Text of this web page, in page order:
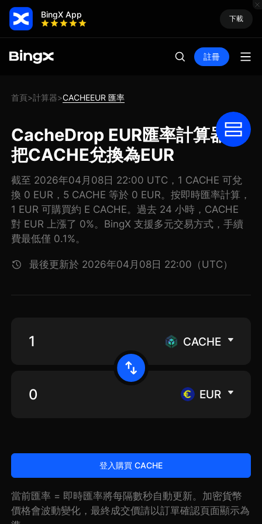
BingX App 下載
註冊
首頁>計算器>CACHEEUR 匯率
CacheDrop EUR匯率計算器:
把CACHE兌換為EUR
截至 2026年04月08日 22:00 UTC，1 CACHE 可兌
換 0 EUR，5 CACHE 等於 0 EUR。按即時匯率計算，
1 EUR 可購買約 E CACHE。過去 24 小時，CACHE
對 EUR 上漲了 0%。BingX 支援多元交易方式，手續
費最低僅 0.1%。
最後更新於 2026年04月08日 22:00（UTC）
CACHE
EUR
登入購買 CACHE
當前匯率 = 即時匯率將每隔數秒自動更新。加密貨幣
價格會波動變化，最終成交價請以訂單確認頁面顯示為